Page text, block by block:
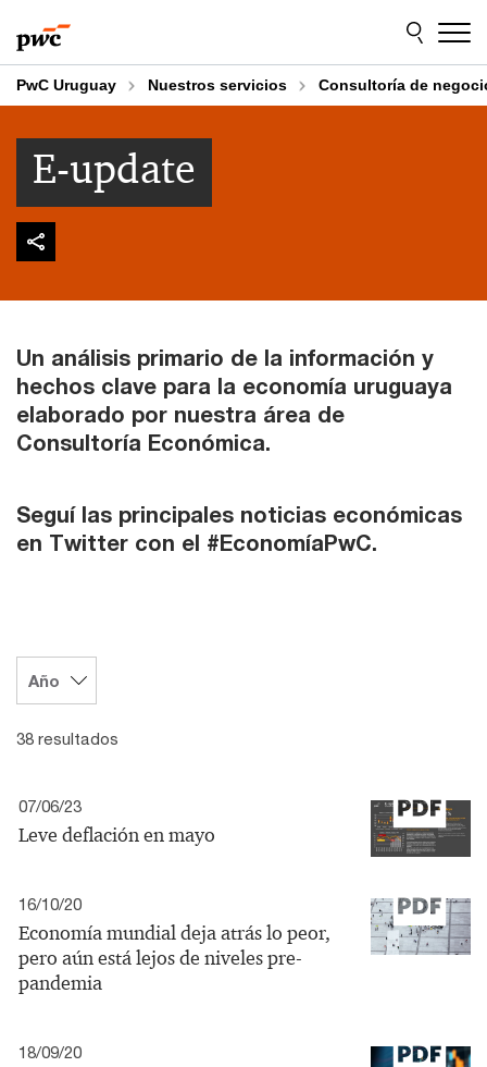
to
content
to
footer
PwC Uruguay Nuestros servicios Consultoría de
E-update
Un análisis primario de la información y
hechos clave para la economía uruguaya
elaborado por nuestra área de
Consultoría Económica.
Seguí las principales noticias económicas
en Twitter con el #EconomíaPwC.
38 resultados
07/06/23
Leve deflación en mayo
16/10/20
Economía mundial deja atrás lo peor,
pero aún está lejos de niveles pre-
pandemia
18/09/20